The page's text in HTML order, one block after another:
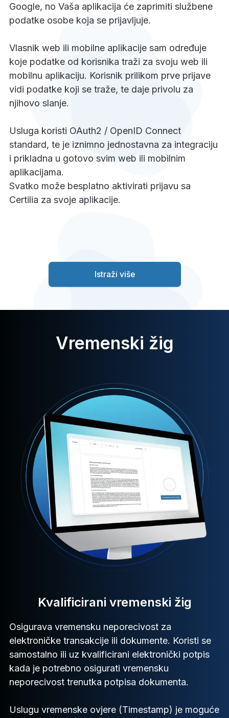
Google, no Vaša aplikacija će zaprimiti službene
podatke osobe koja se prijavljuje.
Vlasnik web ili mobilne aplikacije sam određuje
koje podatke od korisnika traži za svoju web ili
mobilnu aplikaciju. Korisnik prilikom prve prijave
vidi podatke koji se traže, te daje privolu za
njihovo slanje.
Usluga koristi OAuth2 / OpenID Connect
standard, te je iznimno jednostavna za integraciju
i prikladna u gotovo svim web ili mobilnim
aplikacijama.
Svatko može besplatno aktivirati prijavu sa
Certilia za svoje aplikacije.
Istraži više
Vremenski žig
Kvalificirani vremenski žig
Osigurava vremensku neporecivost za
elektroničke transakcije ili dokumente. Koristi se
samostalno ili uz kvalificirani elektronički potpis
kada je potrebno osigurati vremensku
neporecivost trenutka potpisa dokumenta.
Uslugu vremenske ovjere (Timestamp) je moguće